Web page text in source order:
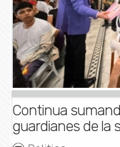
Continua
guardianes de la